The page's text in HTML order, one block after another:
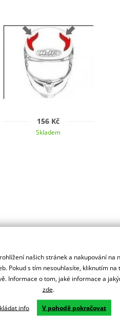
156 Kč
Skladem
našich stránek a nakupování na
Pokud s tím nesouhlasíte, kliknutím
Informace o tom, jaké informace a
zde.
info V pohodě pokračovat